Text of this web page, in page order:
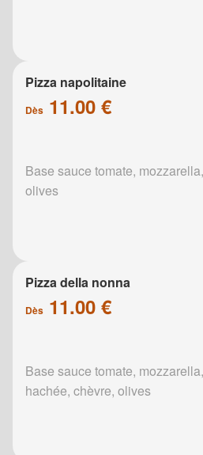
Pizza napolitaine
Dès 11.00 €
Base sauce tomate,
olives
Pizza della nonna
Dès 11.00 €
Base sauce tomate,
hachée, chèvre, olives